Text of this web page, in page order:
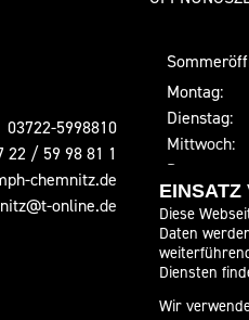
03722-5998810
22 / 59 98 81 1
chemnitz.de
online.de
Montag:
Dienstag:
Mittwoch:
Donnerstag:
Freitag:
Samstag:
Sonntag:
Unsere
(037349/
EINSATZ
Diese
Daten
Diensten
Wir